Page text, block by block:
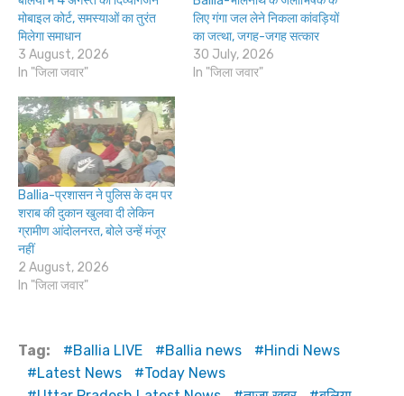
मोबाइल कोर्ट, समस्याओं का तुरंत
मिलेगा समाधान
3 August, 2026
In "जिला जवार"
लिए गंगा जल लेने निकला कांवड़ियों
का जत्था, जगह-जगह सत्कार
30 July, 2026
In "जिला जवार"
Ballia-प्रशासन ने पुलिस के दम पर
शराब की दुकान खुलवा दी लेकिन
ग्रामीण आंदोलनरत, बोले उन्हें मंजूर
नहीं
2 August, 2026
In "जिला जवार"
Tag: Ballia LIVE Ballia news
Hindi News
Latest News
Today News